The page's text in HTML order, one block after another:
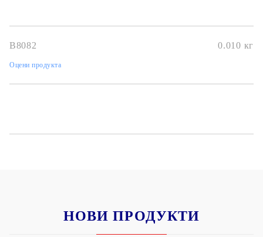
B8082 0.010 кг
Оцени продукта
НОВИ ПРОДУКТИ